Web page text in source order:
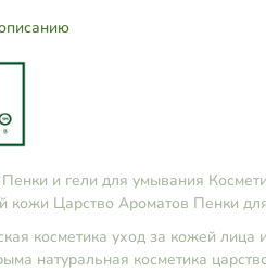
Пенки и гели для умывания
кожи Царство Ароматов Пенки
косметика уход за кожей лица
натуральная косметика